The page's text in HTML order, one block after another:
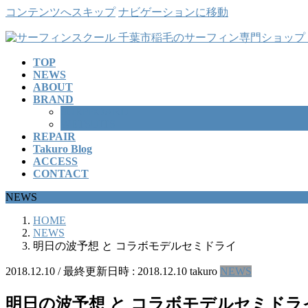
コンテンツへスキップ ナビゲーションに移動
TOP
NEWS
ABOUT
BRAND
REPAIR
Takuro Blog
ACCESS
CONTACT
NEWS
HOME
NEWS
明日の波予想 と コラボモデルセミドライ
2018.12.10 / 最終更新日時 : 2018.12.10 takuro NEWS
明日の波予想 と コラボモデルセミドラ